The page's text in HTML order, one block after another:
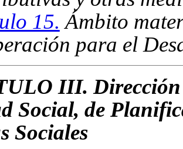
15. Ámbito
para el
III. Dirección
Social, de
Sociales